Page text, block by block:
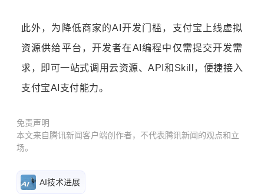
此外，为降低商家的AI开发门槛，支付宝上线虚拟
资源供给平台，开发者在AI编程中仅需提交开发需
求，即可一站式调用云资源、API和Skill，便捷接入
支付宝AI支付能力。
免责声明
本文来自腾讯新闻客户端创作者，不代表腾讯新闻的观点和立
场。
AI技术进展